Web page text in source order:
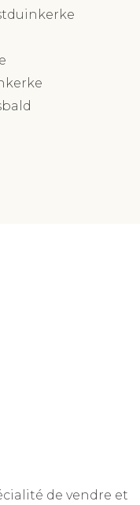
de vendre et